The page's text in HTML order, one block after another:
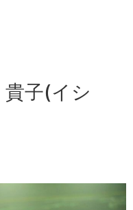
(イシ